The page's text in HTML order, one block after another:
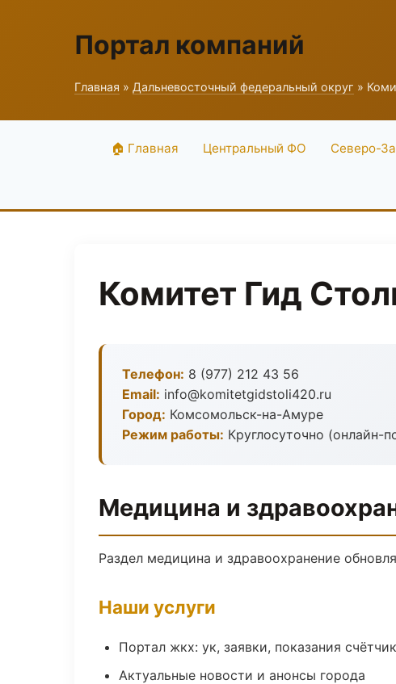
Портал компаний
Главная » Дальневосточный федеральный округ »
🏠 Главная Центральный ФО Северо-
Комитет Гид
Телефон: 8 (977) 212 43 56
Email: info@komitetgidstoli420.ru
Город: Комсомольск-на-Амуре
Режим работы: Круглосуточно (онлайн-
Медицина и
Раздел медицина и здравоохранение
Наши услуги
Портал жкх: ук, заявки, показания
Актуальные новости и анонсы города